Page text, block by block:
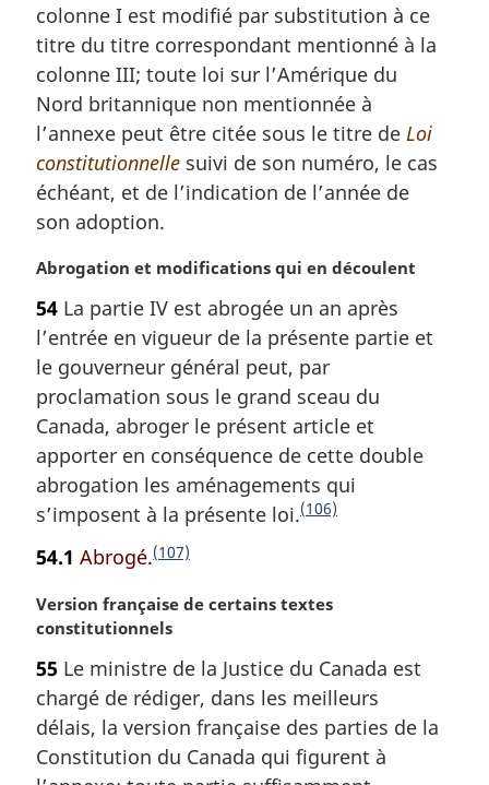
g
i
n
a
l
e
:
colonne I est modifié par substitution à ce
titre du titre correspondant mentionné à la
colonne III; toute loi sur l’Amérique du
Nord britannique non mentionnée à
l’annexe peut être citée sous le titre de Loi
constitutionnelle suivi de son numéro, le cas
échéant, et de l’indication de l’année de
son adoption.
N
t
e
m
a
r
g
i
n
a
e
Abrogation et modifications qui en découlent
54 La partie IV est abrogée un an après
l’entrée en vigueur de la présente partie et
le gouverneur général peut, par
proclamation sous le grand sceau du
Canada, abroger le présent article et
apporter en conséquence de cette double
abrogation les aménagements qui
s’imposent à la présente loi.N
e
e
f
i
n
d
(106)
54.1 Abrogé.N
t
d
e
f
(107)
N
o
e
m
a
r
Version française de certains textes
constitutionnels
55 Le ministre de la Justice du Canada est
chargé de rédiger, dans les meilleurs
délais, la version française des parties de la
Constitution du Canada qui figurent à